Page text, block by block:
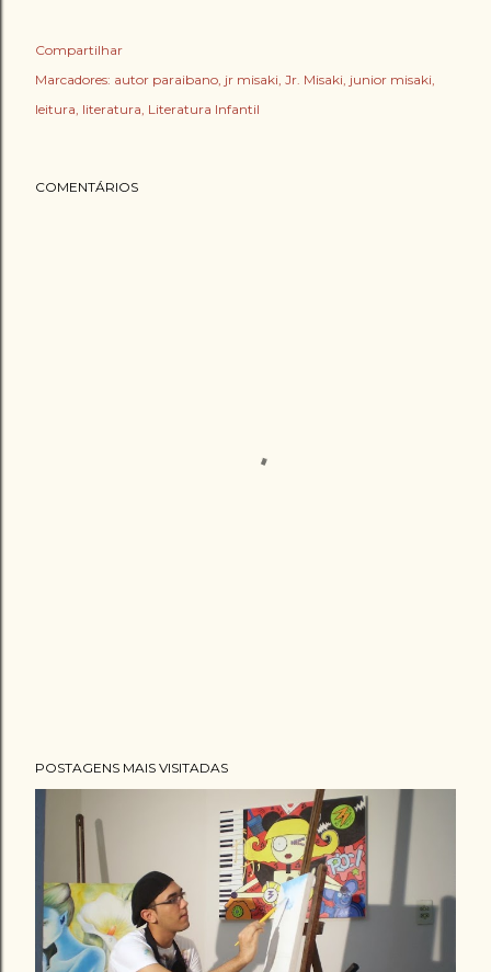
Compartilhar
Marcadores: autor paraibano jr misaki Jr. Misaki junior misaki
leitura literatura Literatura Infantil
COMENTÁRIOS
POSTAGENS MAIS VISITADAS